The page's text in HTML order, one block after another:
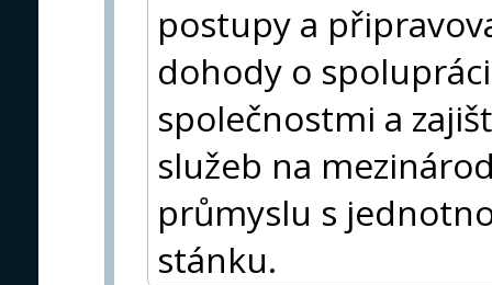
postupy a
dohody o
společnostmi a
služeb na
průmyslu s
stánku.